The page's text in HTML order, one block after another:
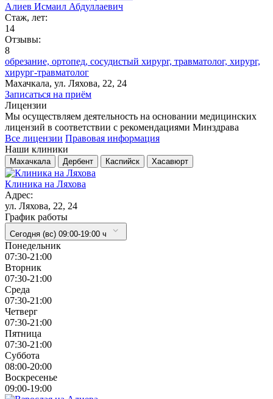
Алиев Исмаил Абдуллаевич
Стаж, лет:
14
Отзывы:
8
обрезание, ортопед, сосудистый хирург, травматолог, хирург,
хирург-травматолог
Махачкала, ул. Ляхова, 22, 24
Записаться на приём
Лицензии
Мы осуществляем деятельность на основании медицинских
лицензий в соответствии с рекомендациями Минздрава
Все лицензии Правовая информация
Наши клиники
Махачкала Дербент Каспийск Хасавюрт
Клиника на Ляхова
Адрес:
ул. Ляхова, 22, 24
График работы
Сегодня (вс) 09:00-19:00 ч
Понедельник
07:30-21:00
Вторник
07:30-21:00
Cреда
07:30-21:00
Четверг
07:30-21:00
Пятница
07:30-21:00
Суббота
08:00-20:00
Воскресенье
09:00-19:00